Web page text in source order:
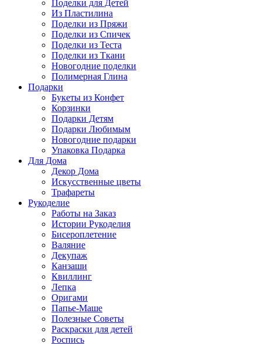
Поделки для Детей
Из Пластилина
Поделки из Пряжи
Поделки из Спичек
Поделки из Теста
Поделки из Ткани
Новогодние поделки
Полимерная Глина
Подарки
Букеты из Конфет
Корзинки
Подарки Детям
Подарки Любимым
Новогодние подарки
Упаковка Подарка
Для Дома
Декор Дома
Искусственные цветы
Трафареты
Рукоделие
Работы на Заказ
Истории Рукоделия
Бисероплетение
Валяние
Декупаж
Канзаши
Квиллинг
Лепка
Оригами
Папье-Маше
Полезные Советы
Раскраски для детей
Роспись